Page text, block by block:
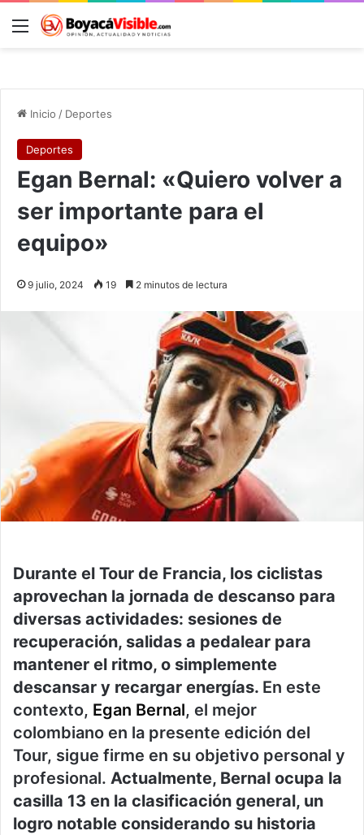
Menú
Inicio / Deportes
Deportes
Egan Bernal: «Quiero volver a
ser importante para el
equipo»
9 julio, 2024 19 2 minutos de lectura
Durante el Tour de Francia, los ciclistas
aprovechan la jornada de descanso para
diversas actividades: sesiones de
recuperación, salidas a pedalear para
mantener el ritmo, o simplemente
descansar y recargar energías. En este
contexto, Egan Bernal, el mejor
colombiano en la presente edición del
Tour, sigue firme en su objetivo personal y
profesional. Actualmente, Bernal ocupa la
casilla 13 en la clasificación general, un
logro notable considerando su historia